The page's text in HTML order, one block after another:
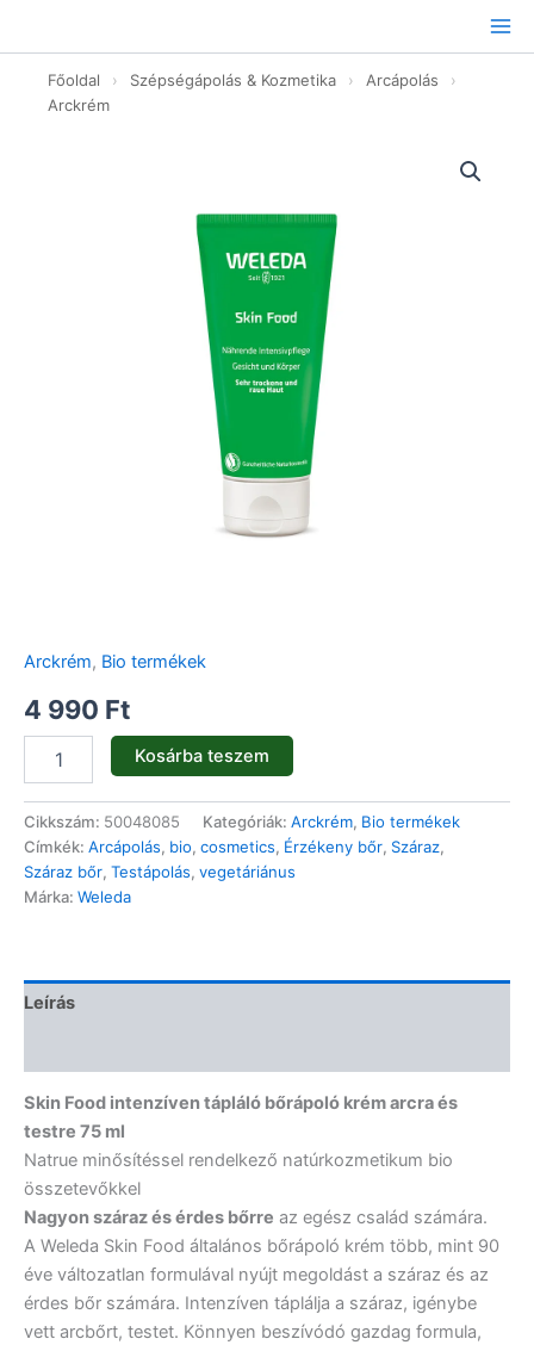
tartalomhoz
Főoldal › Szépségápolás & Kozmetika › Arcápolás
›
Arckrém
Arckrém, Bio termékek
4 990 Ft
Kosárba teszem
Cikkszám: 50048085 Kategóriák: Arckrém, Bio termékek
Címkék: Arcápolás, bio, cosmetics, Érzékeny bőr, Száraz,
Száraz bőr, Testápolás, vegetáriánus
Márka: Weleda
Leírás
Skin Food intenzíven tápláló bőrápoló krém arcra és
testre 75 ml
Natrue minősítéssel rendelkező natúrkozmetikum bio
összetevőkkel
Nagyon száraz és érdes bőrre az egész család számára.
A Weleda Skin Food általános bőrápoló krém több, mint 90
éve változatlan formulával nyújt megoldást a száraz és az
érdes bőr számára. Intenzíven táplálja a száraz, igénybe
vett arcbőrt, testet. Könnyen beszívódó gazdag formula,